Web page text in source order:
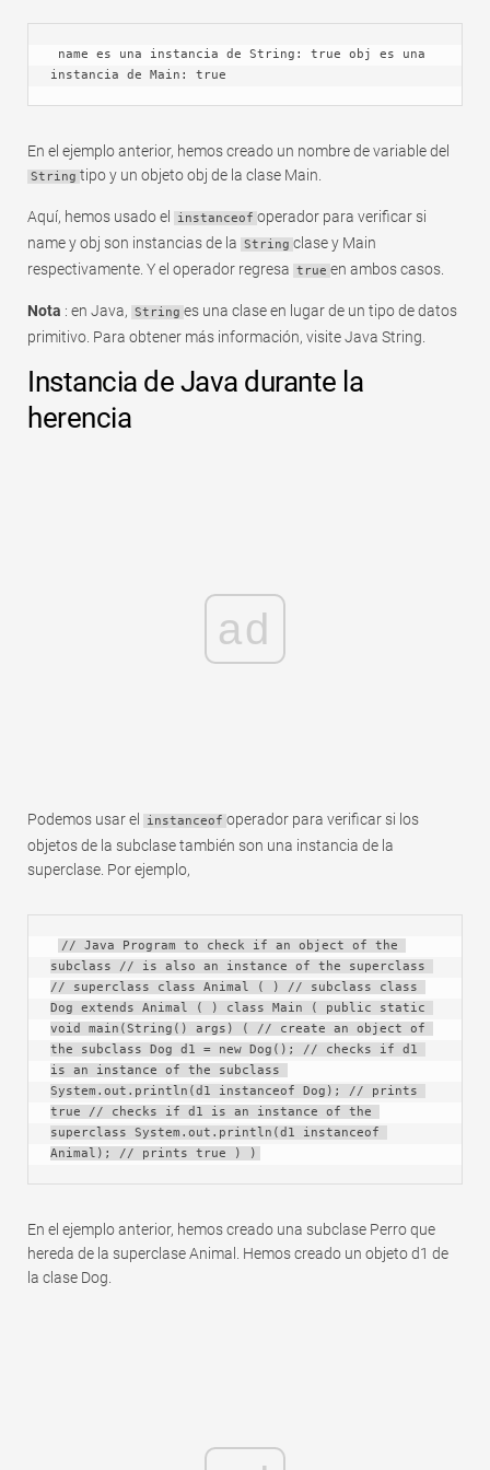
instancia de Main: true
En el ejemplo anterior, hemos creado un nombre de variable del
String tipo y un objeto obj de la clase Main.
Aquí, hemos usado el instanceof operador para verificar si
name y obj son instancias de la String clase y Main
respectivamente. Y el operador regresa true en ambos casos.
Nota : en Java, String es una clase en lugar de un tipo de datos
primitivo. Para obtener más información, visite Java String.
Instancia de Java durante la
herencia
ad
Podemos usar el instanceof operador para verificar si los
objetos de la subclase también son una instancia de la
superclase. Por ejemplo,
// Java Program to check if an object of the
subclass // is also an instance of the superclass
// superclass class Animal ( ) // subclass class
Dog extends Animal ( ) class Main ( public static
void main(String() args) ( // create an object of
the subclass Dog d1 = new Dog(); // checks if d1
is an instance of the subclass
System.out.println(d1 instanceof Dog); // prints
true // checks if d1 is an instance of the
superclass System.out.println(d1 instanceof
Animal); // prints true ) )
En el ejemplo anterior, hemos creado una subclase Perro que
hereda de la superclase Animal. Hemos creado un objeto d1 de
la clase Dog.